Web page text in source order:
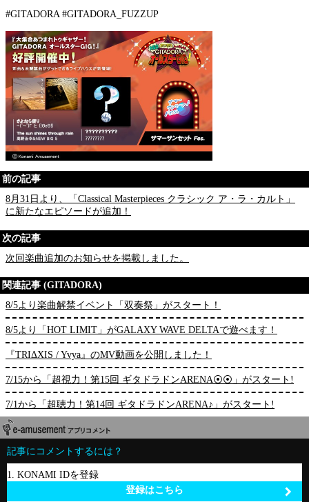
#GITADORA #GITADORA_FUZZUP
前の記事
8月31日より、「Classical Masterpieces クラシック ア・ラ・カルト」
に新たなエピソードが追加！
次の記事
次回楽曲追加のお知らせを掲載しました。
関連記事 (GITADORA)
8/5より楽曲解禁イベント「双奏祭」がスタート！
8/5より「HOT LIMIT」がGALAXY WAVE DELTAで遊べます！
『TRIΔXIS / Yvya』のMV動画を公開しました！
7/15から「超視力！第15回 ギタドラドンARENA⦿⦿」がスタート!
7/1から「超聴力！第14回 ギタドラドンARENA♪」がスタート!
記事にコメントするには？
1. KONAMI IDを登録
登録はこちら